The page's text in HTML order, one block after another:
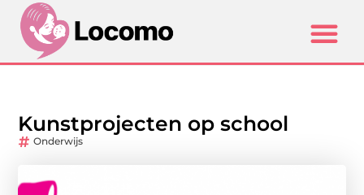
Kunstprojecten op school
Onderwijs